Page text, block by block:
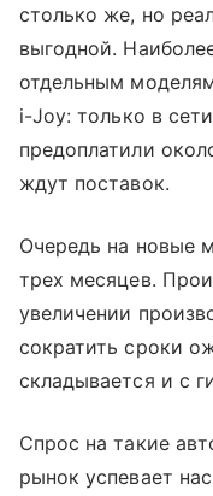
столько же, но
выгодной.
отдельным
i-Joy: только в
предоплатили
ждут поставок.
Очередь на новые
трех месяцев.
увеличении
сократить сроки
складывается и с
Спрос на такие
рынок успевает